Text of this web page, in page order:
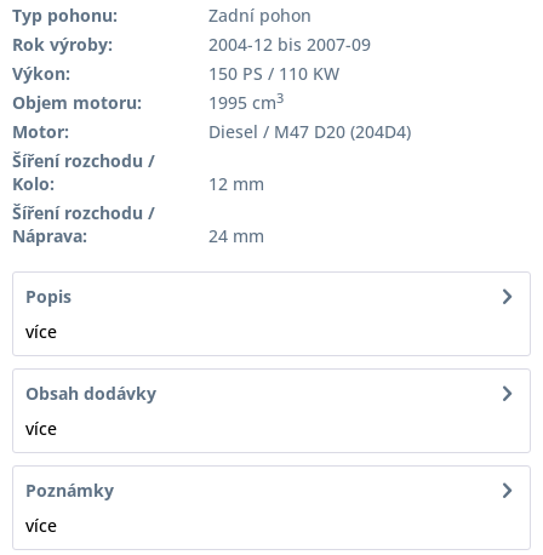
Typ pohonu:
Zadní pohon
Rok výroby:
2004-12 bis 2007-09
Výkon:
150 PS / 110 KW
Objem motoru:
1995 cm3
Motor:
Diesel / M47 D20 (204D4)
Šíření rozchodu /
Kolo:
12 mm
Šíření rozchodu /
Náprava:
24 mm
Popis
více
Obsah dodávky
více
Poznámky
více